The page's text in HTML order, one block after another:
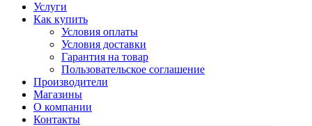
Услуги
Как купить
Условия оплаты
Условия доставки
Гарантия на товар
Пользовательское соглашение
Производители
Магазины
О компании
Контакты